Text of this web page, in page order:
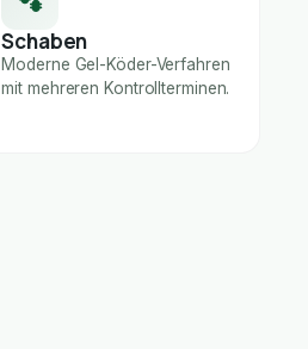
Schaben
Moderne Gel-Köder-Verfahren
mit mehreren Kontrollterminen.